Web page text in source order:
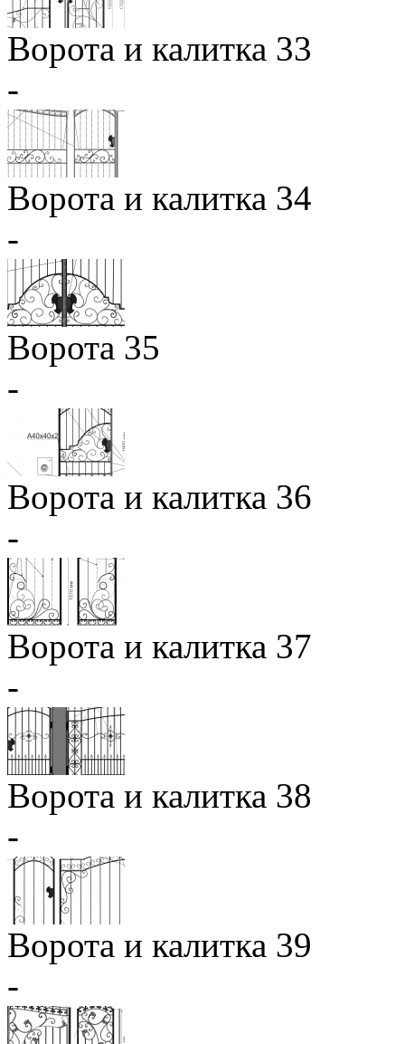
Ворота и калитка 33
-
Ворота и калитка 34
-
Ворота 35
-
Ворота и калитка 36
-
Ворота и калитка 37
-
Ворота и калитка 38
-
Ворота и калитка 39
-